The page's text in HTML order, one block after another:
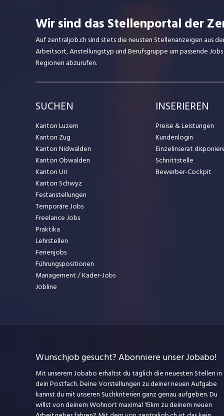
Wir sind das Stellenportal der
Auf zentraljob.ch sind stets die neusten Stellenanzeigen aus
Arbeitsort, Anstellungstyp und Berufsgruppe um passende
Regionen abzurufen.
SUCHEN
Kanton Luzern
Kanton Zug
Kanton Nidwalden
Kanton Obwalden
Kanton Uri
Kanton Schwyz
Festanstellungen
Temporäre Jobs
Freelance Jobs
Praktika
Lehrstellen
Ferienjobs
Führungspositionen
Management / Kader-Jobs
Jobline
INSERIEREN
Preise & Leistungen
Kundenlogin
Einzelinserat
Schnittstelle
Bewerber-Cockpit
Wunschjob gesucht? Abonniere unser Jobabo!
Mit unserem Jobabo erhältst du täglich die neuesten Stellen in
dein Postfach. Deine Vorstellungen zu deiner neuen Aufgabe
kannst du mit unseren Suchkriterien ganz genau aufgeben. Du
willst von deinem Wohnort maximal 15km zu deinem neuen